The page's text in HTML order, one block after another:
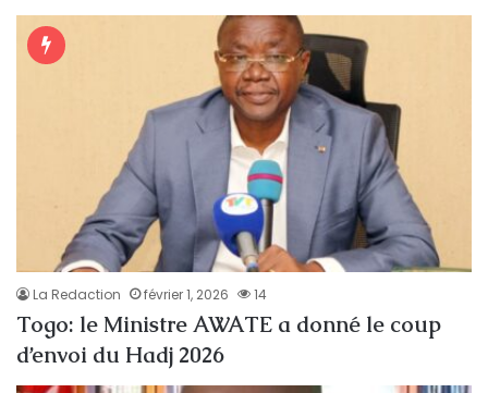
La Redaction février 1, 2026 14
Togo: le Ministre AWATE a donné le coup
d’envoi du Hadj 2026